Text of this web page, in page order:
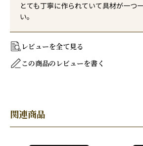
とても丁寧に作られていて具材が一つ
い。
レビューを全て見る
この商品のレビューを書く
関連商品